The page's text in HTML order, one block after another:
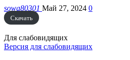
sowa80301 Май 27, 2024 0
Скачать
Для слабовидящих
Версия для слабовидящих